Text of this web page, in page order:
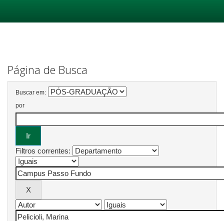
Página de Busca
Buscar em:
por
Filtros correntes: